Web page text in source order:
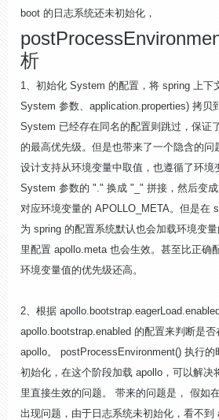
boot 的日志系统还未初始化，
析
1、初始化 System 的配置，将 spring 上下
System 参数、application.properties) 拷贝
System 已经存在同名的配置则跳过，保证
的最高优先级。但是也带来了一个隐含的问
设计支持从环境变量中取值，也遵循了环境
System 参数的 "." 换成 "_" 拼接，然后变
对应环境变量的 APOLLO_META。但是在
为 spring 的配置系统默认也会加载环境变
里配置 apollo.meta 也会生效。甚至比正确
环境变量值的优先级还高。
2、根据
apollo.bootstrap.enabled 的配置来判断是
apollo。 postProcessEnvironment() 执行
初始化，在这个阶段加载 apollo，可以解决
里直接生效的问题。 带来的问题是， 假如
出现问题，由于日志系统未初始化，看不到